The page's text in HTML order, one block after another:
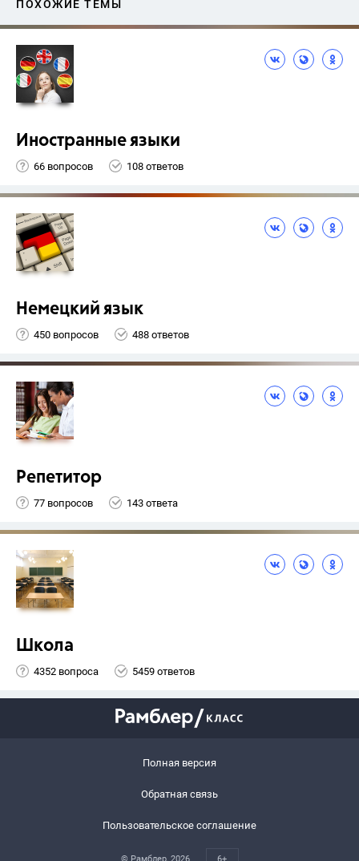
ПОХОЖИЕ ТЕМЫ
Иностранные языки
66 вопросов 108 ответов
Немецкий язык
450 вопросов 488 ответов
Репетитор
77 вопросов 143 ответа
Школа
4352 вопроса 5459 ответов
Полная версия
Обратная связь
Пользовательское соглашение